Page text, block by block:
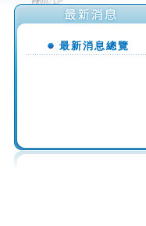
最新消息總覽